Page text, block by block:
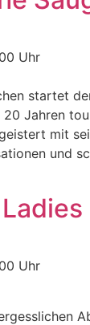
Uhr
startet
20 Jahren
mit
und
Uhr